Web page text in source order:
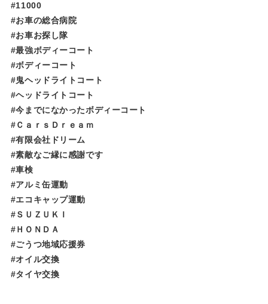
#11000
#お車の総合病院
#お車お探し隊
#最強ボディーコート
#ボディーコート
#鬼ヘッドライトコート
#ヘッドライトコート
#今までになかったボディーコート
#ＣａｒｓＤｒｅａｍ
#有限会社ドリーム
#素敵なご縁に感謝です
#車検
#アルミ缶運動
#エコキャップ運動
#ＳＵＺＵＫＩ
#ＨＯＮＤＡ
#ごうつ地域応援券
#オイル交換
#タイヤ交換